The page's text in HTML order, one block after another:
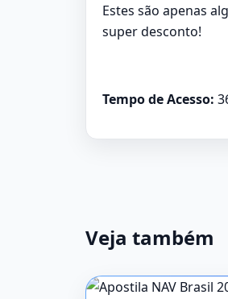
Estes são apenas
super desconto!
Tempo de Acesso:
Veja também